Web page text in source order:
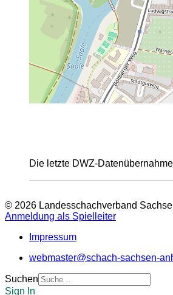
Die letzte DWZ-
© 2026 Landesschachverband
Anmeldung als Spielleiter
Impressum
webmaster@schach-sachsen-
Suchen
Sign In